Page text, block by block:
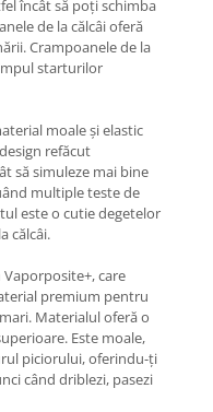
încât să poți schimba
de la călcâi oferă
Crampoanele de la
starturilor
moale și elastic
refăcut
să simuleze mai bine
multiple teste de
este o cutie degetelor
călcâi.
care
premium pentru
Materialul oferă o
Este moale,
piciorului, oferindu-ți
când driblezi, pasezi